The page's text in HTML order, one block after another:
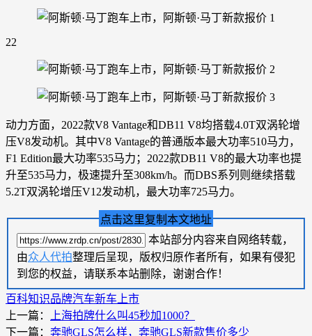
22
动力方面，2022款V8 Vantage和DB11 V8均搭载4.0T双涡轮增
压V8发动机。其中V8 Vantage的普通版本最大功率510马力，
F1 Edition最大功率535马力；2022款DB11 V8的最大功率也提
升至535马力，极速提升至308km/h。而DBS系列则继续搭载
5.2T双涡轮增压V12发动机，最大功率725马力。
点击这里复制本文地址
本站部分内容来自网络转载，
由众人代拍整理后呈现，版权归原作者所有，如果有侵犯
到您的权益，请联系本站删除，谢谢合作！
百科知识品牌汽车新车上市
上一篇： 上海拍牌什么叫45秒加1000？
下一篇： 奔驰GLS怎么样，奔驰GLS新款售价多少